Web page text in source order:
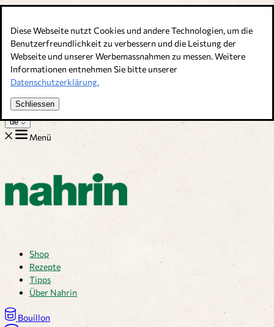
Diese Webseite nutzt Cookies und andere Technologien, um die
Benutzerfreundlichkeit zu verbessern und die Leistung der
Webseite und unserer Werbemassnahmen zu messen. Weitere
Informationen entnehmen Sie bitte unserer
Datenschutzerklärung.
Schliessen
Bouillons, Gewürze & Nahrungsergänzung. Schweizer Qualität
Kundenservice
Rezepte
Tipps
Über uns
Jobs
de
Menü
Shop
Rezepte
Tipps
Über Nahrin
Bouillon